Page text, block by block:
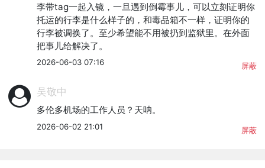
李带tag一起入镜，一旦遇到倒霉事儿，可以立刻证明你
托运的行李是什么样子的，和毒品箱不一样，证明你的
行李被调换了。至少希望能不用被扔到监狱里。在外面
把事儿给解决了。
2026-06-03 07:16 屏蔽
吴敬中
多伦多机场的工作人员？天呐。
2026-06-02 21:01 屏蔽